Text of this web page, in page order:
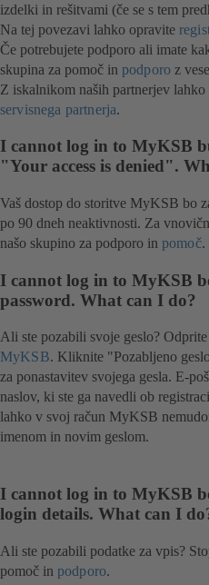
izdelki in rešitvami (če se s tem
Na tej povezavi lahko opravite
Če potrebujete podporo ali imate
skupina za pomoč in podporo z
Z iskalnikom naših partnerjev
servisnega partnerja.
I cannot log in to MyKSB
"Your access is denied".
Vaš dostop do storitve MyKSB bo
po 90 dneh neaktivnosti. Za
našo skupino za podporo in pomoč.
I cannot log in to MyKSB
password. What can I do?
Ali ste pozabili svoje geslo?
MyKSB. Kliknite "Pozabljeno
za ponastavitev svojega gesla. E-
naslov, ki ste ga navedli ob
lahko v svoj račun MyKSB
imenom in novim geslom.
I cannot log in to MyKSB
login details. What can I
Ali ste pozabili podatke za vpis?
pomoč in podporo.